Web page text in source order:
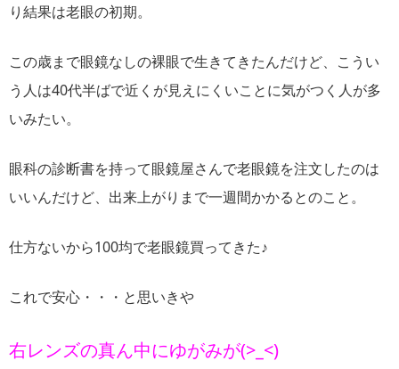
り結果は老眼の初期。
この歳まで眼鏡なしの裸眼で生きてきたんだけど、こうい
う人は40代半ばで近くが見えにくいことに気がつく人が多
いみたい。
眼科の診断書を持って眼鏡屋さんで老眼鏡を注文したのは
いいんだけど、出来上がりまで一週間かかるとのこと。
仕方ないから100均で老眼鏡買ってきた♪
これで安心・・・と思いきや
右レンズの真ん中にゆがみが(>_<)